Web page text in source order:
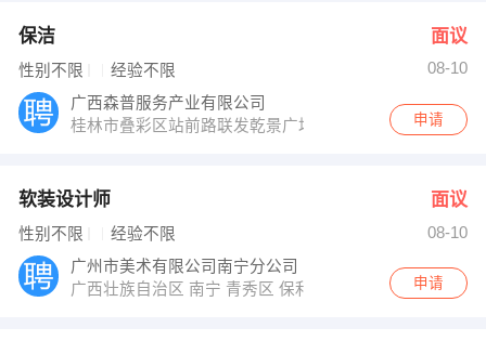
保洁 面议
性别不限 经验不限
08-10
广西森普服务产业有限公司
桂林市叠彩区站前路联发乾景广场
申请
软装设计师 面议
性别不限 经验不限
08-10
广州市美术有限公司南宁分公司
广西壮族自治区 南宁 青秀区 保利21世家休闲居1栋201号
申请